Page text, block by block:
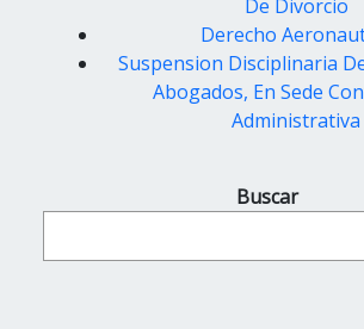
De Divorcio
Derecho
Suspension Disciplinaria
Abogados, En Sede
Administrativa
Buscar